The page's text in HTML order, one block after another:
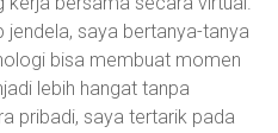
jendela, saya bertanya-tanya
bisa membuat momen
lebih hangat tanpa
pribadi, saya tertarik pada